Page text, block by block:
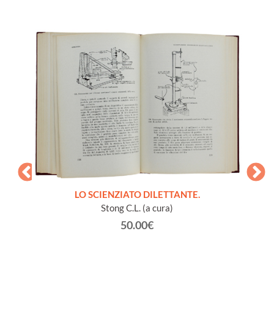
LO SCIENZIATO DILETTANTE.
Stong C.L. (a cura)
50.00€